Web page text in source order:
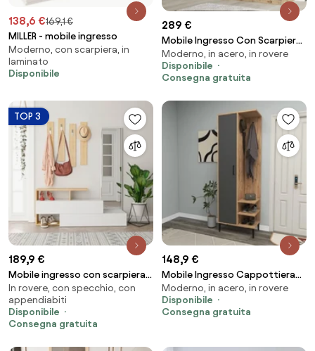
138,6 €169,1 €
MILLER - mobile ingresso
Moderno, con scarpiera, in
laminato
Disponibile
289 €
Mobile Ingresso Con Scarpiera
Appendiabiti E Specchio
113x35x180 Rovere E Antracite
Roger
Moderno, in acero, in rovere
Disponibile
Consegna gratuita
TOP 3
189,9 €
Mobile ingresso con scarpiera e
specchio Ramda bianco e
rovere
In rovere, con specchio, con
appendiabiti
Disponibile
Consegna gratuita
148,9 €
Mobile Ingresso Cappottiera
60 Cm Con Anta Laterale Freia
Rovere E Antracite
Moderno, in acero, in rovere
Disponibile
Consegna gratuita